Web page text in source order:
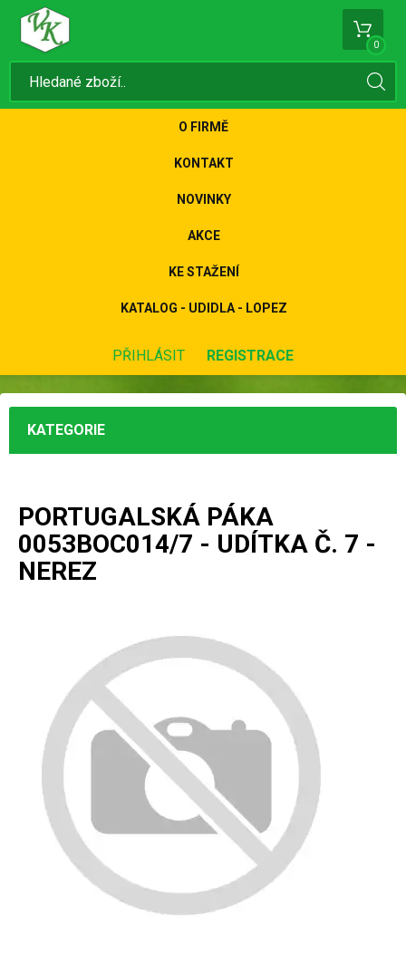
0
O FIRMĚ
KONTAKT
NOVINKY
AKCE
KE STAŽENÍ
KATALOG - UDIDLA - LOPEZ
PŘIHLÁSIT REGISTRACE
KATEGORIE
PORTUGALSKÁ PÁKA
0053BOC014/7 - UDÍTKA Č. 7 -
NEREZ